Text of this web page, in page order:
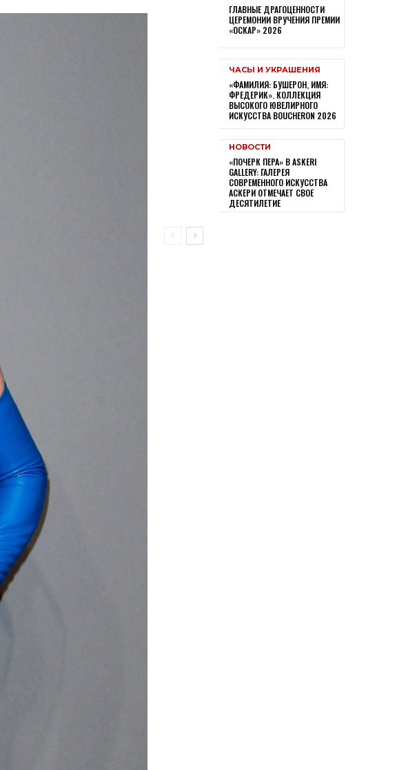
ГЛАВНЫЕ ДРАГОЦЕННОСТИ
ЦЕРЕМОНИИ ВРУЧЕНИЯ ПРЕМИИ
«ОСКАР» 2026
ЧАСЫ И УКРАШЕНИЯ
«ФАМИЛИЯ: БУШЕРОН, ИМЯ:
ФРЕДЕРИК». КОЛЛЕКЦИЯ
ВЫСОКОГО ЮВЕЛИРНОГО
ИСКУССТВА BOUCHERON 2026
НОВОСТИ
«ПОЧЕРК ПЕРА» В ASKERI
GALLERY: ГАЛЕРЕЯ
СОВРЕМЕННОГО ИСКУССТВА
АСКЕРИ ОТМЕЧАЕТ СВОЕ
ДЕСЯТИЛЕТИЕ